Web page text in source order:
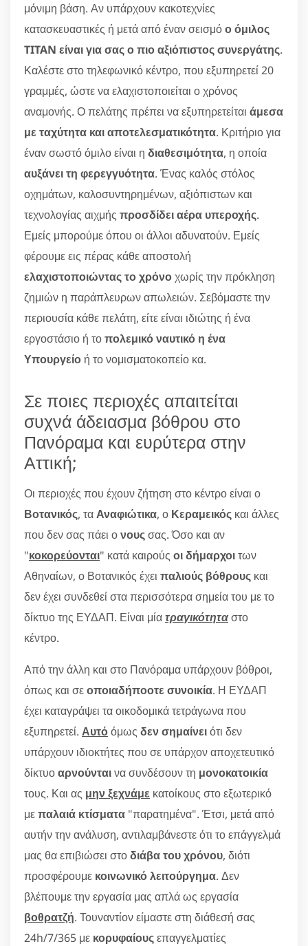
μόνιμη βάση. Αν υπάρχουν κακοτεχνίες
κατασκευαστικές ή μετά από έναν σεισμόο όμιλος
TITAN είναι για σας ο πιο αξιόπιστος συνεργάτης.
Καλέστε στο τηλεφωνικό κέντρο, που εξυπηρετεί 20
γραμμές, ώστε να ελαχιστοποιείται ο χρόνος
αναμονής. Ο πελάτης πρέπει να εξυπηρετείται άμεσα
με ταχύτητα και αποτελεσματικότητα. Κριτήριο για
έναν σωστό όμιλο είναι η διαθεσιμότητα, η οποία
αυξάνει τη φερεγγυότητα. Ένας καλός στόλος
οχημάτων, καλοσυντηρημένων, αξιόπιστων και
τεχνολογίας αιχμής προσδίδει αέρα υπεροχής.
Εμείς μπορούμε όπου οι άλλοι αδυνατούν. Εμείς
φέρουμε εις πέρας κάθε αποστολή
ελαχιστοποιώντας το χρόνοχωρίς την πρόκληση
ζημιών η παράπλευρων απωλειών. Σεβόμαστε την
περιουσία κάθε πελάτη, είτε είναι ιδιώτης ή ένα
εργοστάσιο ή τοπολεμικό ναυτικό η ένα
Υπουργείο ή το νομισματοκοπείο κα.
Σε ποιες περιοχές απαιτείται
συχνά άδειασμα βόθρου στο
Πανόραμα και ευρύτερα στην
Αττική;
Οι περιοχές που έχουν ζήτηση στο κέντρο είναι ο
Βοτανικός, ταΑναφιώτικα, ο Κεραμεικός και άλλες
που δεν σας πάει ονουςσας. Όσο και αν
"κοκορεύονται" κατά καιρούς οι δήμαρχοιτων
Αθηναίων, ο Βοτανικός έχει παλιούς βόθρους και
δεν έχει συνδεθεί στα περισσότερα σημεία του με το
δίκτυο της ΕΥΔΑΠ. Είναι μίατραγικότηταστο
κέντρο.
Από την άλλη και στο Πανόραμα υπάρχουν βόθροι,
όπως και σεοποιαδήποοτε συνοικία. Η ΕΥΔΑΠ
έχει καταγράψει τα οικοδομικά τετράγωνα που
εξυπηρετεί. Αυτόόμως δεν σημαίνειότι δεν
υπάρχουν ιδιοκτήτες που σε υπάρχον αποχετευτικό
δίκτυοαρνούνταινα συνδέσουν τη μονοκατοικία
τους. Και ας μην ξεχνάμε κατοίκους στο εξωτερικό
μεπαλαιά κτίσματα "παρατημένα". Έτσι, μετά από
αυτήν την ανάλυση, αντιλαμβάνεστε ότι το επάγγελμά
μας θα επιβιώσει στοδιάβα του χρόνου, διότι
προσφέρουμε κοινωνικό λειτούργημα. Δεν
βλέπουμε την εργασία μας απλά ως εργασία
βοθρατζή. Τουναντίον είμαστε στη διάθεσή σας
24h/7/365 με κορυφαίουςεπαγγελματίες